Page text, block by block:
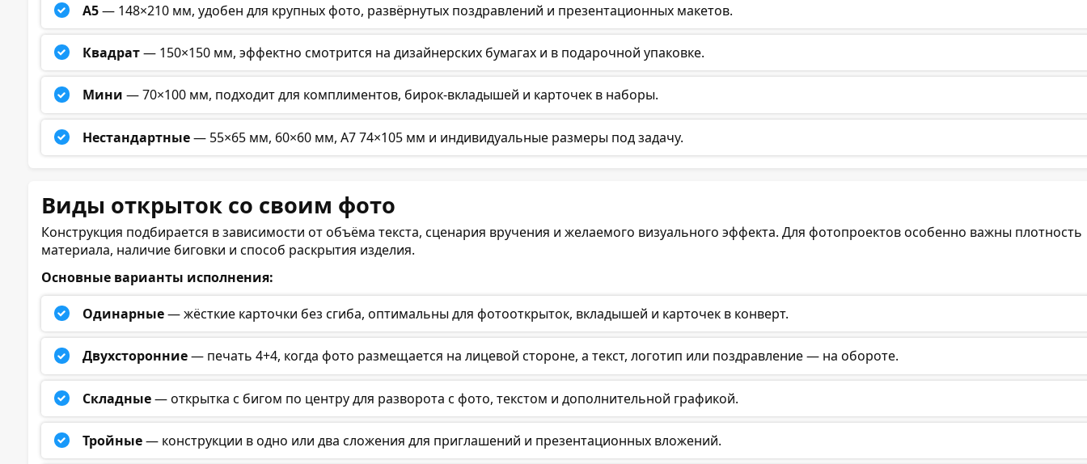
А5— 148×210 мм, удобен для крупных фото, развёрнутых поздравлений и презентационных макетов.
Квадрат— 150×150 мм, эффектно смотрится на дизайнерских бумагах и в подарочной упаковке.
Мини — 70×100 мм, подходит для комплиментов, бирок-вкладышей и карточек в наборы.
Нестандартные— 55×65 мм, 60×60 мм, А7 74×105 мм и индивидуальные размеры под задачу.
Виды открыток со своим фото
Конструкция подбирается в зависимости от объёма текста, сценария вручения и желаемого визуального эффекта. Для фотопроектов особенно важны плотность
материала, наличие биговки и способ раскрытия изделия.
Основные варианты исполнения:
Одинарные— жёсткие карточки без сгиба, оптимальны для фотооткрыток, вкладышей и карточек в конверт.
Двухсторонние— печать 4+4, когда фото размещается на лицевой стороне, а текст, логотип или поздравление — на обороте.
Складные— открытка с бигом по центру для разворота с фото, текстом и дополнительной графикой.
Тройные— конструкции в одно или два сложения для приглашений и презентационных вложений.